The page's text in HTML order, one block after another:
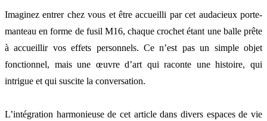
Imaginez entrer chez vous et être accueilli par cet audacieux porte-
manteau en forme de fusil M16, chaque crochet étant une balle prête
à accueillir vos effets personnels. Ce n’est pas un simple objet
fonctionnel, mais une œuvre d’art qui raconte une histoire, qui
intrigue et qui suscite la conversation.
L’intégration harmonieuse de cet article dans divers espaces de vie